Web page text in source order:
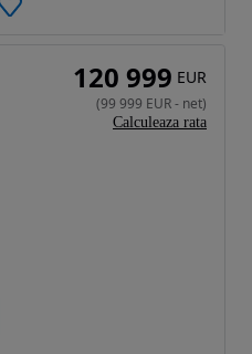
120 999 EUR
(99 999 EUR- net)
Calculeaza rata